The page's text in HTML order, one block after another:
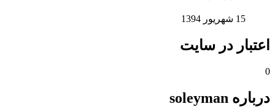
15 شهریور 1394
اعتبار در سایت
0
درباره soleyman